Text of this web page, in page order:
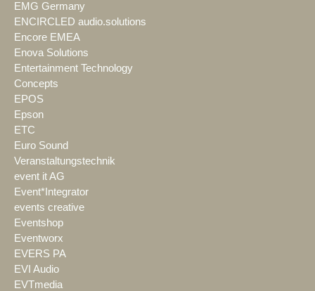
EMG Germany
ENCIRCLED audio.solutions
Encore EMEA
Enova Solutions
Entertainment Technology
Concepts
EPOS
Epson
ETC
Euro Sound
Veranstaltungstechnik
event it AG
Event*Integrator
events creative
Eventshop
Eventworx
EVERS PA
EVI Audio
EVTmedia